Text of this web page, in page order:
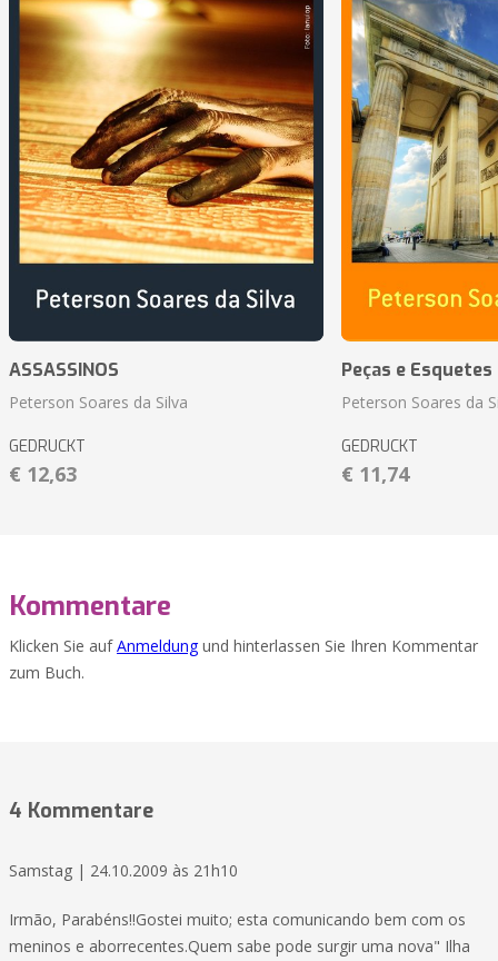
ASSASSINOS
Peterson Soares da Silva
GEDRUCKT
€ 12,63
Peças e
Peterson Soares da
GEDRUCKT
€ 11,74
Kommentare
Klicken Sie aufAnmeldungund hinterlassen Sie Ihren Kommentar
zum Buch.
4 Kommentare
Samstag | 24.10.2009 às 21h10
Irmão, Parabéns!!Gostei muito; esta comunicando bem com os
meninos e aborrecentes.Quem sabe pode surgir uma nova" Ilha